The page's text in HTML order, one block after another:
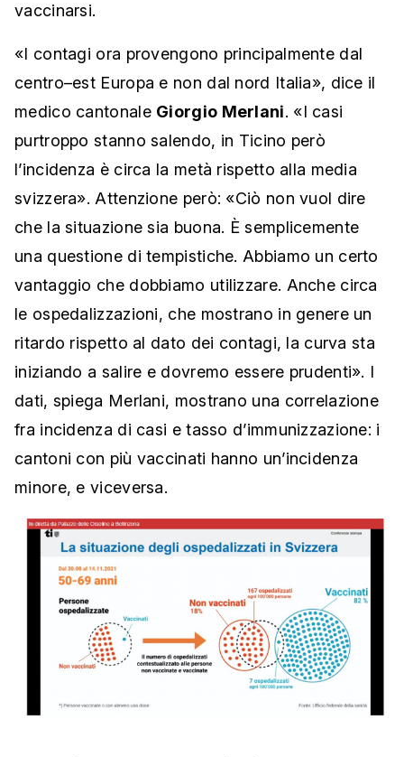
vaccinarsi.
«I contagi ora provengono principalmente dal
centro–est Europa e non dal nord Italia», dice il
medico cantonale Giorgio Merlani. «I casi
purtroppo stanno salendo, in Ticino però
l’incidenza è circa la metà rispetto alla media
svizzera». Attenzione però: «Ciò non vuol dire
che la situazione sia buona. È semplicemente
una questione di tempistiche. Abbiamo un certo
vantaggio che dobbiamo utilizzare. Anche circa
le ospedalizzazioni, che mostrano in genere un
ritardo rispetto al dato dei contagi, la curva sta
iniziando a salire e dovremo essere prudenti». I
dati, spiega Merlani, mostrano una correlazione
fra incidenza di casi e tasso d’immunizzazione: i
cantoni con più vaccinati hanno un’incidenza
minore, e viceversa.